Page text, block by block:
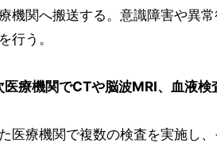
機関へ搬送する。意識障害や異
行う。
療機関でCTや脳波MRI、血液検
医療機関で複数の検査を実施し